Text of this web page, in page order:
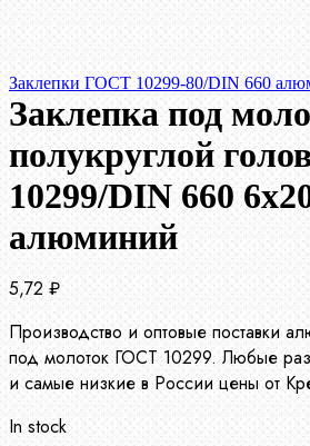
Заклепки ГОСТ 10299-80/DIN 660
Заклепка под
полукруглой
10299/DIN 660
алюминий
5,72 ₽
Производство и оптовые поставки
под молоток ГОСТ 10299. Любые
и самые низкие в России цены от
In stock